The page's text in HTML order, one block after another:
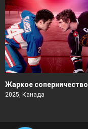
Жаркое соперничество
2025, Канада